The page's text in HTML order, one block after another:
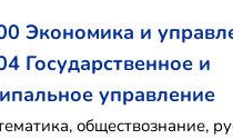
Экономика и
Государственное и
управление
обществознание,